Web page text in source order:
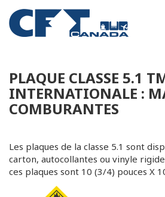
PLAQUE CLASSE 5.1
INTERNATIONALE :
COMBURANTES
Les plaques de la classe 5.1 sont
carton, autocollantes ou vinyle
ces plaques sont 10 (3/4) pouces X